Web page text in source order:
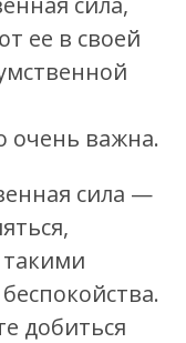
ее в своей
очень важна.
сила —
добиться